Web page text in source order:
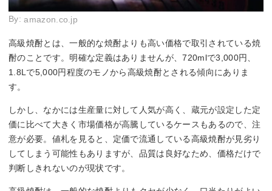
By:amazon.co.jp
高級焼酎とは、一般的な焼酎よりも高い価格で取引されている焼
酎のことです。明確な定義はありませんが、720mlで3,000円、
1.8Lで5,000円程度のモノから高級焼酎とされる傾向にありま
す。
しかし、なかには生産量に対して人気が高く、蔵元が設定した定
価に比べて大きく市場価格が高騰しているケースもあるので、注
意が必要。値札を見ると、定価で流通している高級焼酎が見劣り
してしまう可能性もありますが、品質は良好なため、価格だけで
判断しきれないのが現状です。